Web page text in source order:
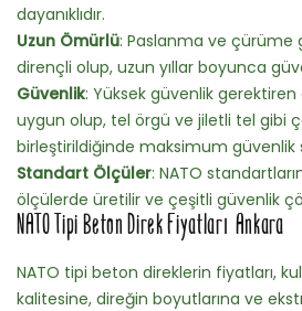
dayanıklıdır.
Uzun Ömürlü: Paslanma ve çürüme
dirençli olup, uzun yıllar boyunca
Güvenlik: Yüksek güvenlik
uygun olup, tel örgü ve jiletli tel gibi
birleştirildiğinde maksimum güvenlik
Standart Ölçüler: NATO
ölçülerde üretilir ve çeşitli güvenlik
NATO Tipi Beton Direk Fiyatları Ankara
NATO tipi beton direklerin fiyatları,
kalitesine, direğin boyutlarına ve